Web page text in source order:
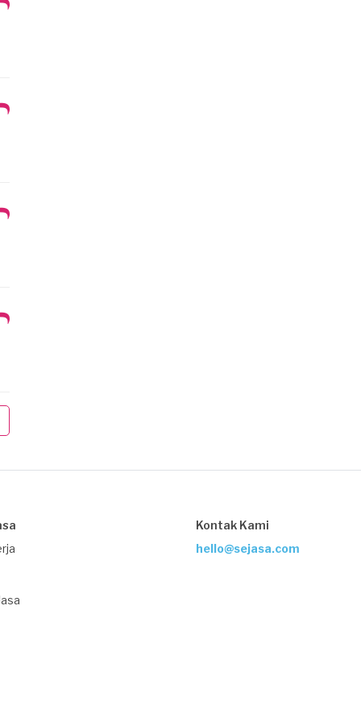
Kontak Kami
hello@sejasa.com